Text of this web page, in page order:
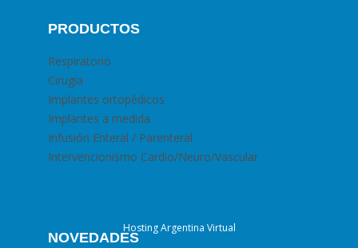
PRODUCTOS
Respiratorio
Cirugia
Implantes ortopédicos
Implantes a medida
Infusión Enteral / Parenteral
Intervencionismo Cardio/Neuro/Vascular
NOVEDADES
Hosting Argentina Virtual